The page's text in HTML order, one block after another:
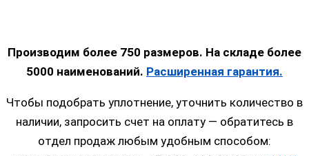
Производим более 750 размеров. На складе более
5000 наименований. Расширенная гарантия.
Чтобы подобрать уплотнение, уточнить количество в
наличии, запросить счет на оплату — обратитесь в
отдел продаж любым удобным способом: